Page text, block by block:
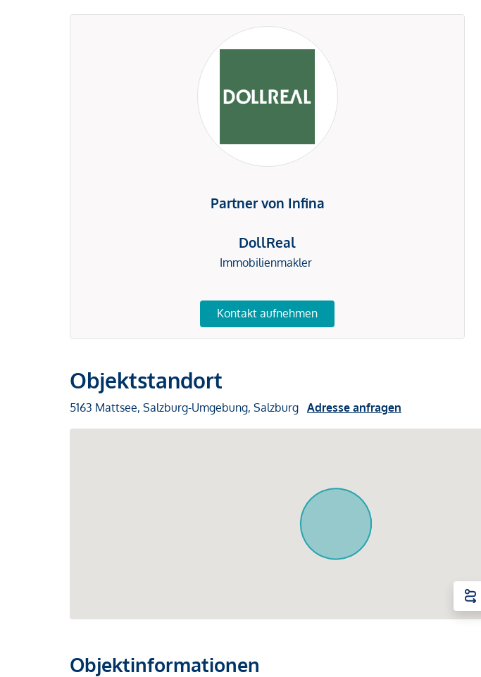
Partner von Infina
DollReal
Immobilienmakler
Kontakt aufnehmen
Objektstandort
5163 Mattsee, Salzburg-Umgebung, Salzburg Adresse anfragen
Objektinformationen